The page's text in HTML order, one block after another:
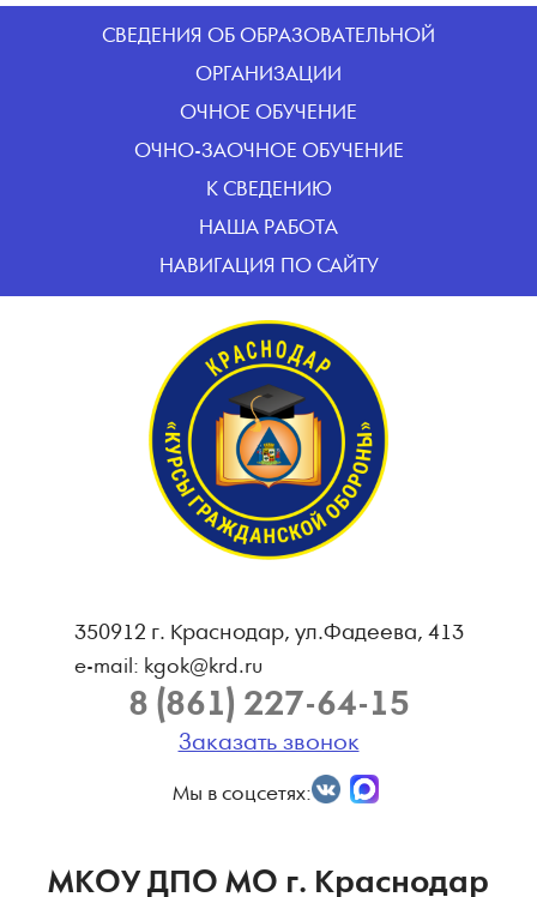
CВЕДЕНИЯ ОБ ОБРАЗОВАТЕЛЬНОЙ
ОРГАНИЗАЦИИ
ОЧНОЕ ОБУЧЕНИЕ
ОЧНО-ЗАОЧНОЕ ОБУЧЕНИЕ
К СВЕДЕНИЮ
НАША РАБОТА
НАВИГАЦИЯ ПО САЙТУ
350912 г. Краснодар, ул.Фадеева, 413
e-mail: kgok@krd.ru
8 (861) 227-64-15
Заказать звонок
Мы в соцсетях:
МКОУ ДПО МО г. Краснодар